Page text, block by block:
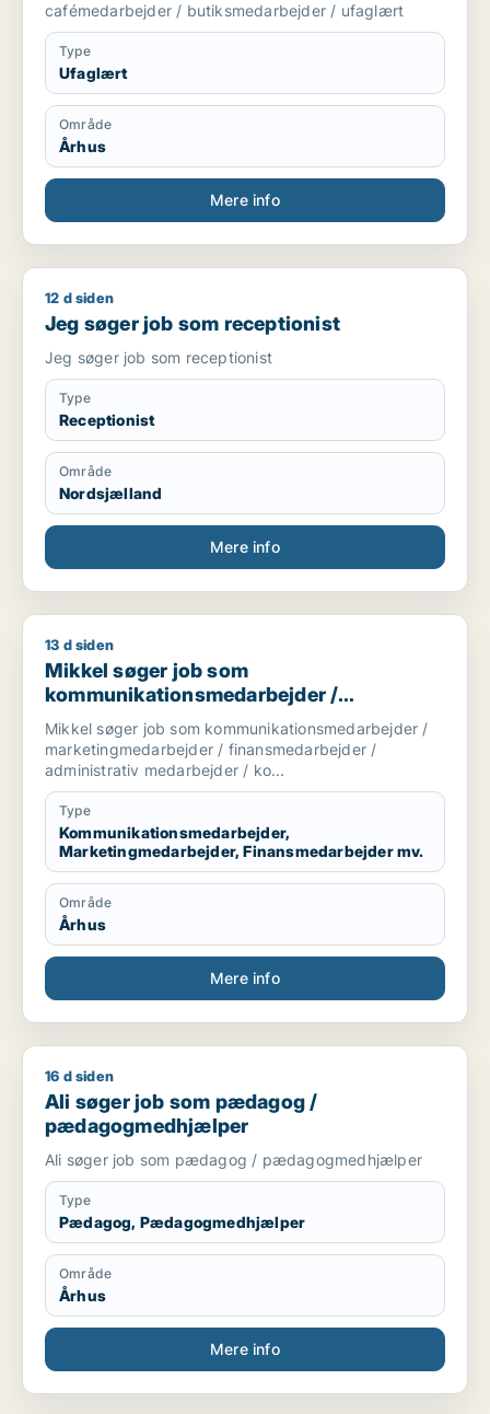
cafémedarbejder / butiksmedarbejder / ufaglært
Type
Ufaglært
Område
Århus
Mere info
Jeg søger job som receptionist
12 d siden
Jeg søger job som receptionist
Jeg søger job som receptionist
Type
Receptionist
Område
Nordsjælland
Mere info
Mikkel søger job som kommunikationsmedarbejder /
13 d siden
Mikkel søger job som
kommunikationsmedarbejder /
marketingmedarbejder /
finansmedarbejder / administrativ
medarbejder / kontorassistent
Mikkel søger job som kommunikationsmedarbejder /
marketingmedarbejder / finansmedarbejder /
administrativ medarbejder / ko...
Type
Kommunikationsmedarbejder,
Marketingmedarbejder, Finansmedarbejder mv.
Område
Århus
Mere info
Ali søger job som pædagog / pædagogmedhjælper
16 d siden
Ali søger job som pædagog /
pædagogmedhjælper
Ali søger job som pædagog / pædagogmedhjælper
Type
Pædagog, Pædagogmedhjælper
Område
Århus
Mere info